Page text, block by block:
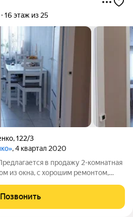
16 этаж из 25
,122/3
, 4 квартал 2020
в продажу 2-комнатная
из окна, с хорошим ремонтом,
развязке, рядом
Позвонить